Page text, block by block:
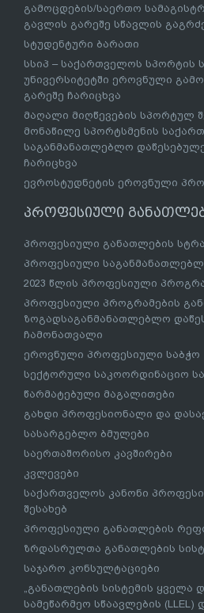
გამოცდების/საერთო
გავლის გარეშე სწავლის
სტუდენტური ბარათი
სსიპ – საქართველოს სპორტის
უნივერსიტეტში ეროვნული
გარეშე ჩარიცხვა
მაღალი მიღწევების სპორტულ
მონაწილე სპორტსმენის
საგანმანათლებლო
ჩარიცხვა
ევროსტუდნეტის ეროვნული
პროფესიული
პროფესიული განათლების
პროფესიული
2023 წლის პროფესიული
პროფესიული პროგრამების
ზოგადსაგანმანათლებლო
ჩამონათვალი
ეროვნული პროფესიული საბჭო
სექტორული საკოორდინაციო
წარმატებული მაგალითები
გახდი პროფესიონალი და
სასარგებლო ბმულები
საერთაშორისო კავშირები
კვლევები
საქართველოს კანონი
შესახებ
პროფესიული განათლების
ზრდასრულთა განათლების
საჯარო კონსულტაციები
„განათლების სისტემის ყველა
სამეწარმეო სწაავლების (LLEL)